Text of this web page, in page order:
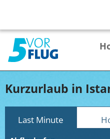
Last Minute